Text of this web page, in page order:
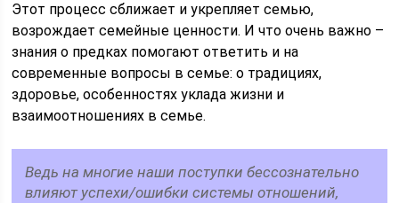
Этот процесс сближает и укрепляет семью,
возрождает семейные ценности. И что очень важно –
знания о предках помогают ответить и на
современные вопросы в семье: о традициях,
здоровье, особенностях уклада жизни и
взаимоотношениях в семье.
Ведь на многие наши поступки бессознательно
влияют успехи/ошибки системы отношений,